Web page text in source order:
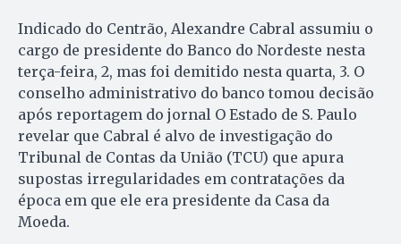
Indicado do Centrão, Alexandre Cabral assumiu o
cargo de presidente do Banco do Nordeste nesta
terça-feira, 2, mas foi demitido nesta quarta, 3. O
conselho administrativo do banco tomou decisão
após reportagem do jornal O Estado de S. Paulo
revelar que Cabral é alvo de investigação do
Tribunal de Contas da União (TCU) que apura
supostas irregularidades em contratações da
época em que ele era presidente da Casa da
Moeda.